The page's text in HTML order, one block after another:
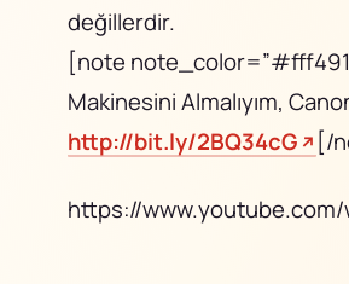
değillerdir.
[note
Makinesini Almalıyım,
http://bit.ly/2BQ34cG
[/
https://